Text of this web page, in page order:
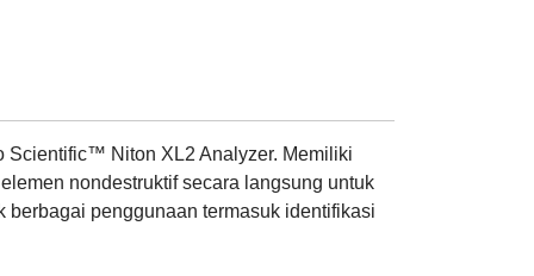
Scientific™ Niton XL2 Analyzer. Memiliki
nondestruktif secara langsung untuk
penggunaan termasuk identifikasi